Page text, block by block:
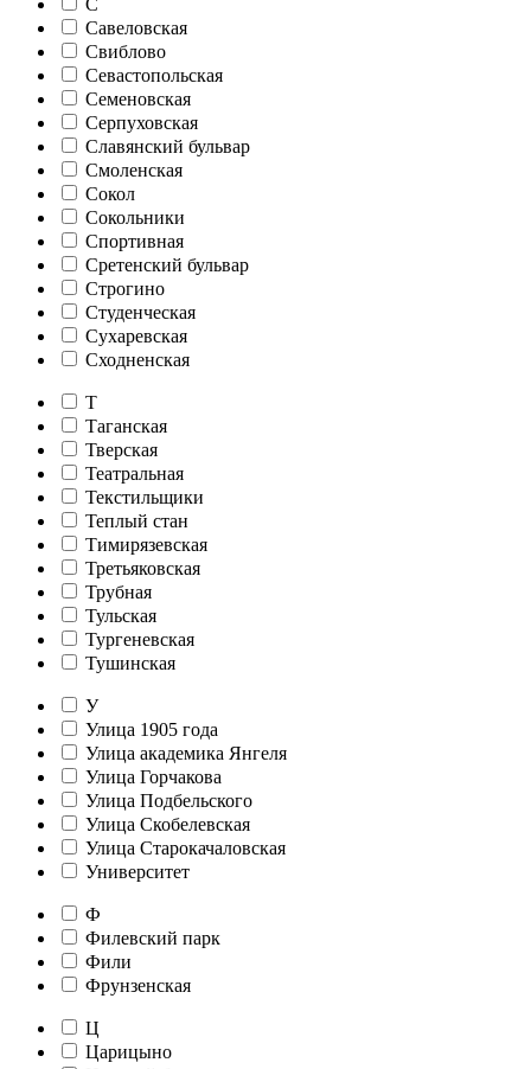
Савеловская
Свиблово
Севастопольская
Семеновская
Серпуховская
Славянский бульвар
Смоленская
Сокол
Сокольники
Спортивная
Сретенский бульвар
Строгино
Студенческая
Сухаревская
Сходненская
Т
Таганская
Тверская
Театральная
Текстильщики
Теплый стан
Тимирязевская
Третьяковская
Трубная
Тульская
Тургеневская
Тушинская
У
Улица 1905 года
Улица академика Янгеля
Улица Горчакова
Улица Подбельского
Улица Скобелевская
Улица Старокачаловская
Университет
Ф
Филевский парк
Фили
Фрунзенская
Ц
Царицыно